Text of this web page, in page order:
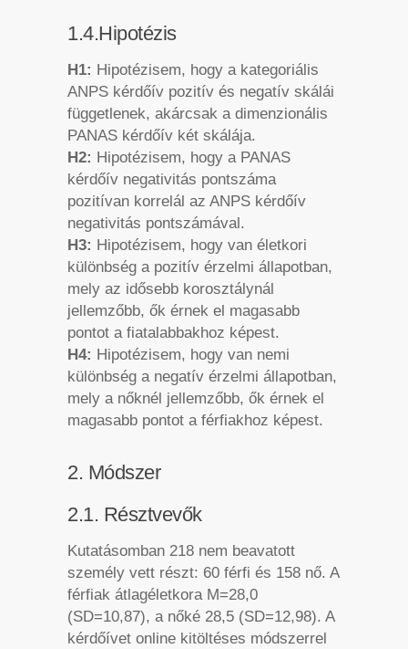
1.4.Hipotézis
H1: Hipotézisem, hogy a kategoriális
ANPS kérdőív pozitív és negatív skálái
függetlenek, akárcsak a dimenzionális
PANAS kérdőív két skálája.
H2: Hipotézisem, hogy a PANAS
kérdőív negativitás pontszáma
pozitívan korrelál az ANPS kérdőív
negativitás pontszámával.
H3: Hipotézisem, hogy van életkori
különbség a pozitív érzelmi állapotban,
mely az idősebb korosztálynál
jellemzőbb, ők érnek el magasabb
pontot a fiatalabbakhoz képest.
H4: Hipotézisem, hogy van nemi
különbség a negatív érzelmi állapotban,
mely a nőknél jellemzőbb, ők érnek el
magasabb pontot a férfiakhoz képest.
2. Módszer
2.1. Résztvevők
Kutatásomban 218 nem beavatott
személy vett részt: 60 férfi és 158 nő. A
férfiak átlagéletkora M=28,0
(SD=10,87), a nőké 28,5 (SD=12,98). A
kérdőívet online kitöltéses módszerrel